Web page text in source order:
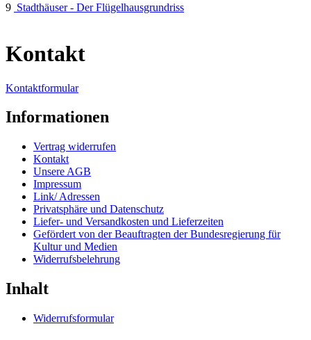
9 Stadthäuser - Der Flügelhausgrundriss
Kontakt
Kontaktformular
Informationen
Vertrag widerrufen
Kontakt
Unsere AGB
Impressum
Link/ Adressen
Privatsphäre und Datenschutz
Liefer- und Versandkosten und Lieferzeiten
Gefördert von der Beauftragten der Bundesregierung für
Kultur und Medien
Widerrufsbelehrung
Inhalt
Widerrufsformular